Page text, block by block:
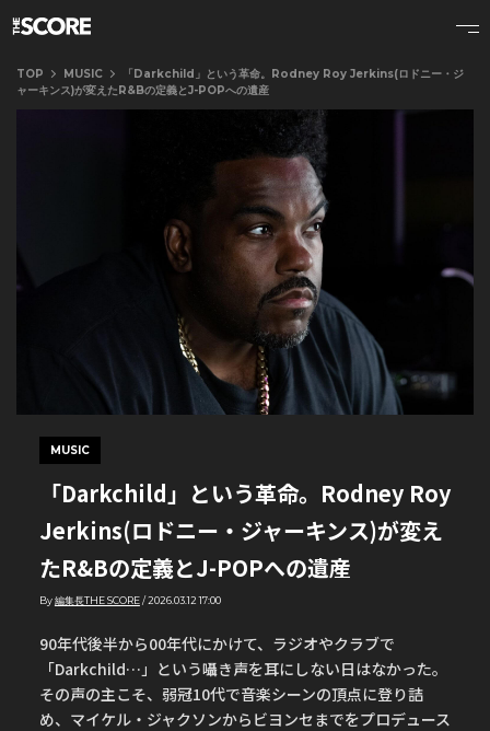
TOP MUSIC
「Darkchild」という革命。Rodney Roy Jerkins(ロドニー・ジ
ャーキンス)が変えたR&Bの定義とJ-POPへの遺産
MUSIC
「Darkchild」という革命。Rodney Roy
Jerkins(ロドニー・ジャーキンス)が変え
たR&Bの定義とJ-POPへの遺産
By編集長THE SCORE/2026.03.12 17:00
90年代後半から00年代にかけて、ラジオやクラブで
「Darkchild…」という囁き声を耳にしない日はなかった。
その声の主こそ、弱冠10代で音楽シーンの頂点に登り詰
め、マイケル・ジャクソンからビヨンセまでをプロデュース